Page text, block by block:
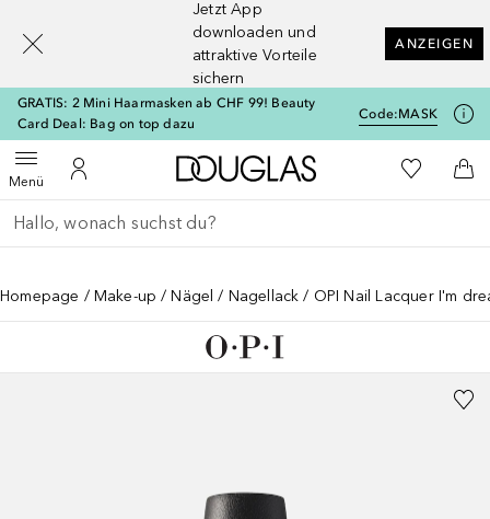
Jetzt App
downloaden und
attraktive Vorteile
sichern
ANZEIGEN
GRATIS: 2 Mini Haarmasken ab CHF 99! Beauty
Card Deal: Bag on top dazu
Code:MASK
MenüMenü öffnenZu Meinem Kundenkonto
Zur Douglas Startseite
Zu Meiner
Gehe zurück
Suche ausführen
Homepage Make-up Nägel Nagellack OPI Nail Lacquer I'm
[navigation.slideout.screenreader]